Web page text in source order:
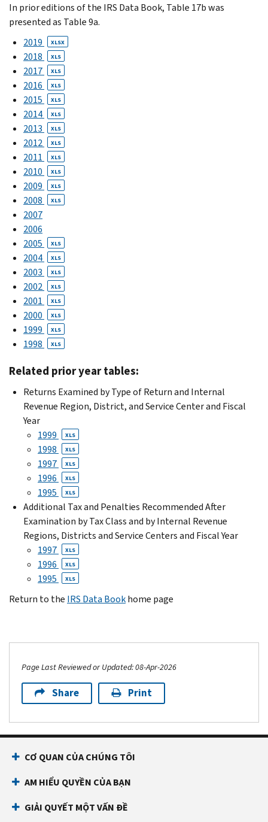
In prior editions of the IRS Data Book, Table 17b was
presented as Table 9a.
2019
XLSX
2018 XLS
2017 XLS
2016 XLS
2015 XLS
2014 XLS
2013 XLS
2012 XLS
2011 XLS
2010 XLS
2009 XLS
2008 XLS
2007
2006
2005
XLS
2004 XLS
2003 XLS
2002 XLS
2001 XLS
2000 XLS
1999 XLS
1998 XLS
Related prior year tables:
Returns Examined by Type of Return and Internal
Revenue Region, District, and Service Center and Fiscal
Year
1999
XLS
1998 XLS
1997 XLS
1996 XLS
1995 XLS
Additional Tax and Penalties Recommended After
Examination by Tax Class and by Internal Revenue
Regions, Districts and Service Centers and Fiscal Year
1997
XLS
1996 XLS
1995 XLS
Return to the IRS Data Bookhome page
Page Last Reviewed or Updated: 08-Apr-2026
Share Print
CƠ QUAN CỦA CHÚNG TÔI
AM HIỂU QUYỀN CỦA BẠN
GIẢI QUYẾT MỘT VẤN ĐỀ